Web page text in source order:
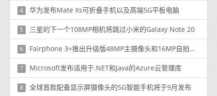
4 华为发布Mate Xs可折叠手机以及高端5G平板电脑
5 三星的下一个108MP相机将跳过小米的Galaxy Note 20
6 Fairphone 3+推出升级版48MP主摄像头和16MP自拍摄像头模块
7 Microsoft发布适用于.NET和Java的Azure云管理库
8 全球首款配备显示屏摄像头的5G智能手机将于9月发布